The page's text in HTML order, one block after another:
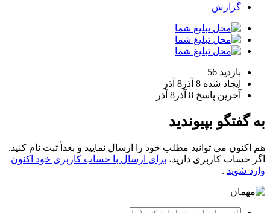
گزارش
بازدید 56
ایجاد شده 8 آذر
8 آذر
آخرین پاسخ 8 آذر 8 آذر
به گفتگو بپیوندید
هم اکنون می توانید مطلب خود را ارسال نمایید و بعداً ثبت نام کنید.
اگر حساب کاربری دارید، برای ارسال با حساب کاربری خود اکنون
وارد شوید .